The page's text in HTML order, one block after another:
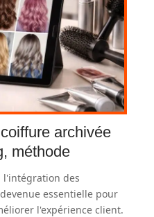
archivée
méthode
l'intégration des
essentielle pour
l'expérience client.